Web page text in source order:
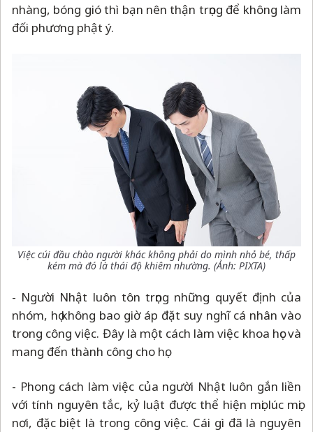
nhàng, bóng gió thì bạn nên thận trọng để không làm
đối phương phật ý.
Việc cúi đầu chào người khác không phải do mình nhỏ bé, thấp
kém mà đó là thái độ khiêm nhường. (Ảnh: PIXTA)
- Người Nhật luôn tôn trọng những quyết định của
nhóm, họ không bao giờ áp đặt suy nghĩ cá nhân vào
trong công việc. Đây là một cách làm việc khoa học và
mang đến thành công cho họ.
- Phong cách làm việc của người Nhật luôn gắn liền
với tính nguyên tắc, kỷ luật được thể hiện mọi lúc mọi
nơi, đặc biệt là trong công việc. Cái gì đã là nguyên